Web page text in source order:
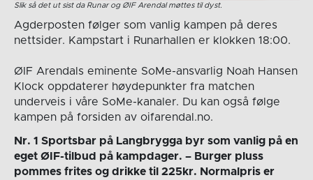
Slik så det ut sist da Runar og ØIF Arendal møttes til dyst.
Agderposten følger som vanlig kampen på deres
nettsider. Kampstart i Runarhallen er klokken 18:00.
ØIF Arendals eminente SoMe-ansvarlig Noah Hansen
Klock oppdaterer høydepunkter fra matchen
underveis i våre SoMe-kanaler. Du kan også følge
kampen på forsiden av oifarendal.no.
Nr. 1 Sportsbar på Langbrygga byr som vanlig på en
eget ØIF-tilbud på kampdager. – Burger pluss
pommes frites og drikke til 225kr. Normalpris er